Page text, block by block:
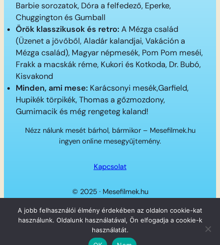
Barbie sorozatok, Dóra a felfedező, Eperke,
Chuggington és Gumball
Örök klasszikusok és retro: A Mézga család
(Üzenet a jövőből, Aladár kalandjai, Vakáción a
Mézga család), Magyar népmesék, Pom Pom meséi,
Frakk a macskák réme, Kukori és Kotkoda, Dr. Bubó,
Kisvakond
Minden, ami mese: Karácsonyi mesék,Garfield,
Hupikék törpikék, Thomas a gőzmozdony,
Gumimacik és még rengeteg kaland!
Nézz nálunk mesét bárhol, bármikor – Mesefilmek.hu
ingyen online mesegyűjtemény.
Kapcsolat
© 2025 · Mesefilmek.hu
Twitter
Instagram
LinkedIn
Facebook
A jobb felhasználói élmény érdekében az oldalon cookie-kat
használunk. Oldalunk használatával, Ön elfogadja a cookie-k
használatát.